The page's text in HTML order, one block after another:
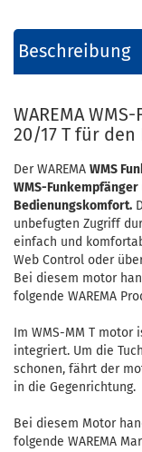
Beschreibung
WAREMA
20/17 T für den
Der WAREMA WMS
WMS-Funkempfänger
Bedienungskomfort.
unbefugten Zugriff
einfach und
Web Control oder
Bei diesem motor
folgende WAREMA
Im WMS-MM T
integriert. Um die
schonen, fährt der
in die Gegenrichtung.
Bei diesem Motor
folgende WAREMA